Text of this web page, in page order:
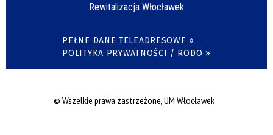
Rewitalizacja Włocławek
PEŁNE DANE TELEADRESOWE »
POLITYKA PRYWATNOŚCI / RODO »
© Wszelkie prawa zastrzeżone, UM Włocławek